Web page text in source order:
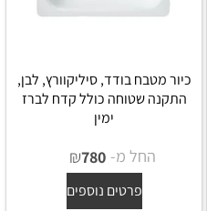
כיור מטבח בודד, סיליקוורץ, לבן,
התקנה שטוחה כולל קדח לברז
ימין
החל מ- ₪780
פרטים נוספים